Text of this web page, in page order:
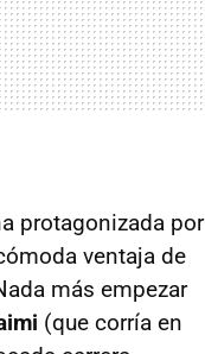
protagonizada por
ventaja de
más empezar
(que corría en